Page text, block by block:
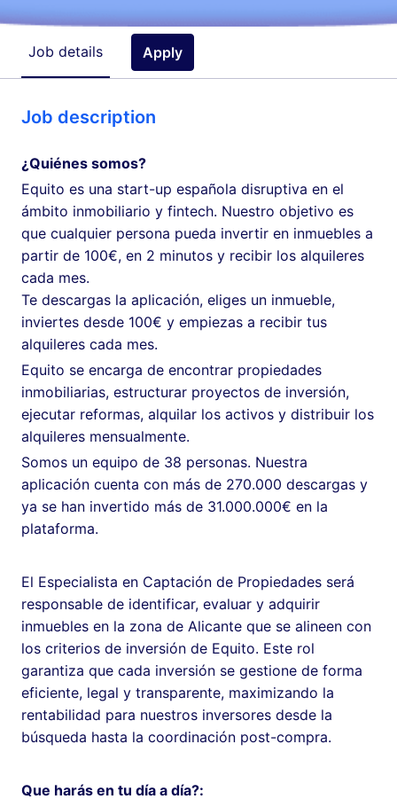
Job details Apply
Job description
¿Quiénes somos?
Equito es una start-up española disruptiva en el
ámbito inmobiliario y fintech. Nuestro objetivo es
que cualquier persona pueda invertir en inmuebles a
partir de 100€, en 2 minutos y recibir los alquileres
cada mes.
Te descargas la aplicación, eliges un inmueble,
inviertes desde 100€ y empiezas a recibir tus
alquileres cada mes.
Equito se encarga de encontrar propiedades
inmobiliarias, estructurar proyectos de inversión,
ejecutar reformas, alquilar los activos y distribuir los
alquileres mensualmente.
Somos un equipo de 38 personas. Nuestra
aplicación cuenta con más de 270.000 descargas y
ya se han invertido más de 31.000.000€ en la
plataforma.
El Especialista en Captación de Propiedades será
responsable de identificar, evaluar y adquirir
inmuebles en la zona de Alicante que se alineen con
los criterios de inversión de Equito. Este rol
garantiza que cada inversión se gestione de forma
eficiente, legal y transparente, maximizando la
rentabilidad para nuestros inversores desde la
búsqueda hasta la coordinación post-compra.
Que harás en tu día a día?: